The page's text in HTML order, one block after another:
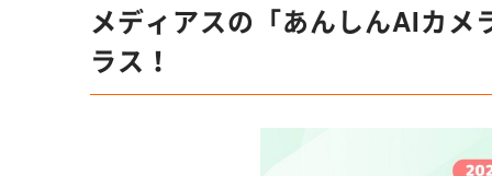
メディアスの「あんしんAIカメ
ラス！